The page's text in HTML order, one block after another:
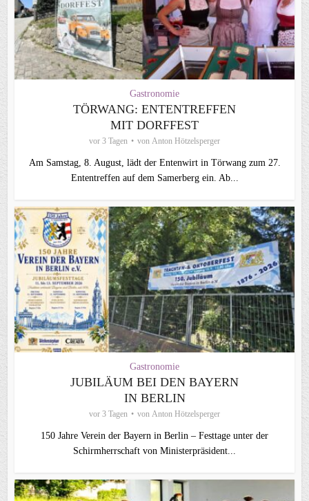
Gastronomie
TÖRWANG: ENTENTREFFEN
MIT DORFFEST
vor 3 Tagen von Anton Hötzelsperger
Am Samstag, 8. August, lädt der Entenwirt in Törwang zum 27.
Ententreffen auf dem Samerberg ein. Ab...
Gastronomie
JUBILÄUM BEI DEN BAYERN
IN BERLIN
vor 3 Tagen von Anton Hötzelsperger
150 Jahre Verein der Bayern in Berlin – Festtage unter der
Schirmherrschaft von Ministerpräsident...